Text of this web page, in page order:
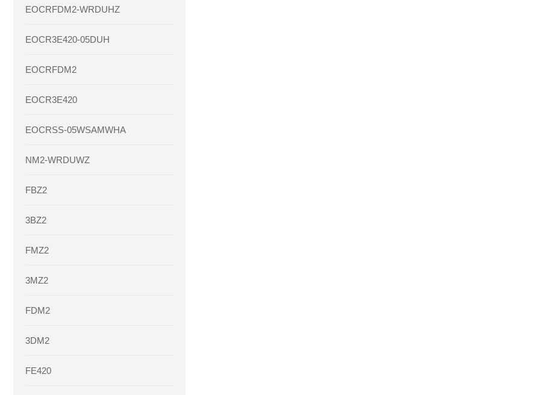
EOCRFDM2-WRDUHZ
EOCR3E420-05DUH
EOCRFDM2
EOCR3E420
EOCRSS-05WSAMWHA
NM2-WRDUWZ
FBZ2
3BZ2
FMZ2
3MZ2
FDM2
3DM2
FE420